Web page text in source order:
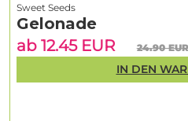
Sweet Seeds
Gelonade
ab 12.45 EUR
24.90 EUR
IN DEN